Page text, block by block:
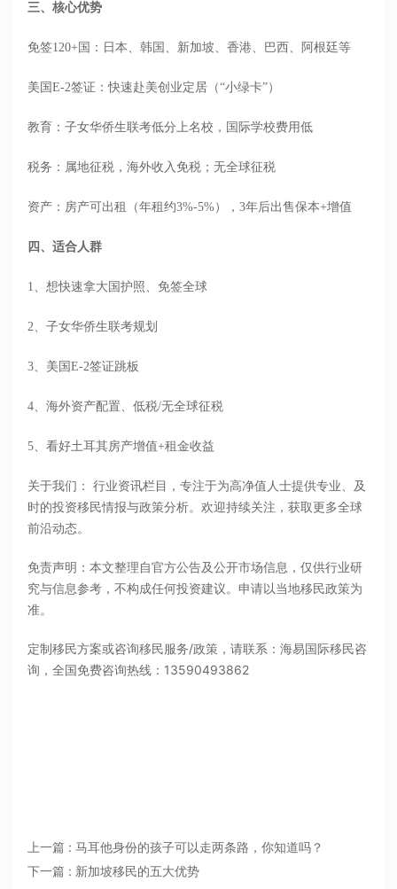
三、核心优势
免签120+国：日本、韩国、新加坡、香港、巴西、阿根廷等
美国E-2签证：快速赴美创业定居（“小绿卡”）
教育：子女华侨生联考低分上名校，国际学校费用低
税务：属地征税，海外收入免税；无全球征税
资产：房产可出租（年租约3%-5%），3年后出售保本+增值
四 、适合人群
1、想快速拿大国护照、免签全球
2、子女华侨生联考规划
3、 美国E-2签证跳板
4、海外资产配置、低税/无全球征税
5、看好土耳其房产增值+租金收益
关于我们： 行业资讯栏目，专注于为高净值人士提供专业、及
时的投资移民情报与政策分析。欢迎持续关注，获取更多全球
前沿动态。
免责声明：本文整理自官方公告及公开市场信息，仅供行业研
究与信息参考，不构成任何投资建议。申请以当地移民政策为
准。
定制移民方案或咨询移民服务/政策，请联系：海易国际移民咨
询，全国免费咨询热线：13590493862
上一篇 : 马耳他身份的孩子可以走两条路，你知道吗？
下一篇 : 新加坡移民的五大优势